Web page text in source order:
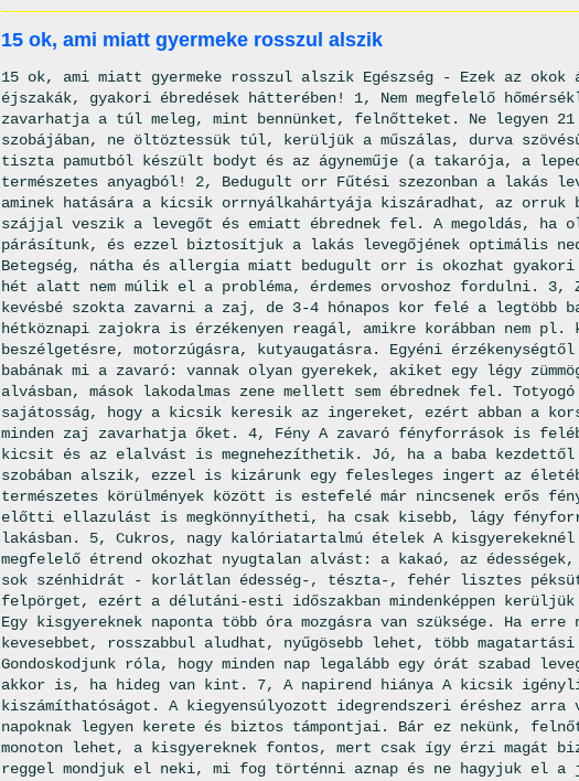
15 ok, ami miatt gyermeke rosszul alszik
15 ok, ami miatt gyermeke rosszul alszik Egészség - Ezek az okok
éjszakák, gyakori ébredések hátterében! 1, Nem megfelelő
zavarhatja a túl meleg, mint bennünket, felnőtteket. Ne legyen
szobájában, ne öltöztessük túl, kerüljük a műszálas, durva
tiszta pamutból készült bodyt és az ágyneműje (a takarója, a
természetes anyagból! 2, Bedugult orr Fűtési szezonban a lakás
aminek hatására a kicsik orrnyálkahártyája kiszáradhat, az orruk
szájjal veszik a levegőt és emiatt ébrednek fel. A megoldás, ha
párásítunk, és ezzel biztosítjuk a lakás levegőjének optimális
Betegség, nátha és allergia miatt bedugult orr is okozhat gyakori
hét alatt nem múlik el a probléma, érdemes orvoshoz fordulni. 3,
kevésbé szokta zavarni a zaj, de 3-4 hónapos kor felé a legtöbb
hétköznapi zajokra is érzékenyen reagál, amikre korábban nem pl.
beszélgetésre, motorzúgásra, kutyaugatásra. Egyéni
babának mi a zavaró: vannak olyan gyerekek, akiket egy légy
alvásban, mások lakodalmas zene mellett sem ébrednek fel.
sajátosság, hogy a kicsik keresik az ingereket, ezért abban a
minden zaj zavarhatja őket. 4, Fény A zavaró fényforrások is
kicsit és az elalvást is megnehezíthetik. Jó, ha a baba
szobában alszik, ezzel is kizárunk egy felesleges ingert az
természetes körülmények között is estefelé már nincsenek erős
előtti ellazulást is megkönnyítheti, ha csak kisebb, lágy
lakásban. 5, Cukros, nagy kalóriatartalmú ételek A kisgyerekeknél
megfelelő étrend okozhat nyugtalan alvást: a kakaó, az
sok szénhidrát - korlátlan édesség-, tészta-, fehér lisztes
felpörget, ezért a délutáni-esti időszakban mindenképpen kerüljük
Egy kisgyereknek naponta több óra mozgásra van szüksége. Ha erre
kevesebbet, rosszabbul aludhat, nyűgösebb lehet, több magatartási
Gondoskodjunk róla, hogy minden nap legalább egy órát szabad
akkor is, ha hideg van kint. 7, A napirend hiánya A kicsik
kiszámíthatóságot. A kiegyensúlyozott idegrendszeri éréshez arra
napoknak legyen kerete és biztos támpontjai. Bár ez nekünk,
monoton lehet, a kisgyereknek fontos, mert csak így érzi magát
reggel mondjuk el neki, mi fog történni aznap és ne hagyjuk el